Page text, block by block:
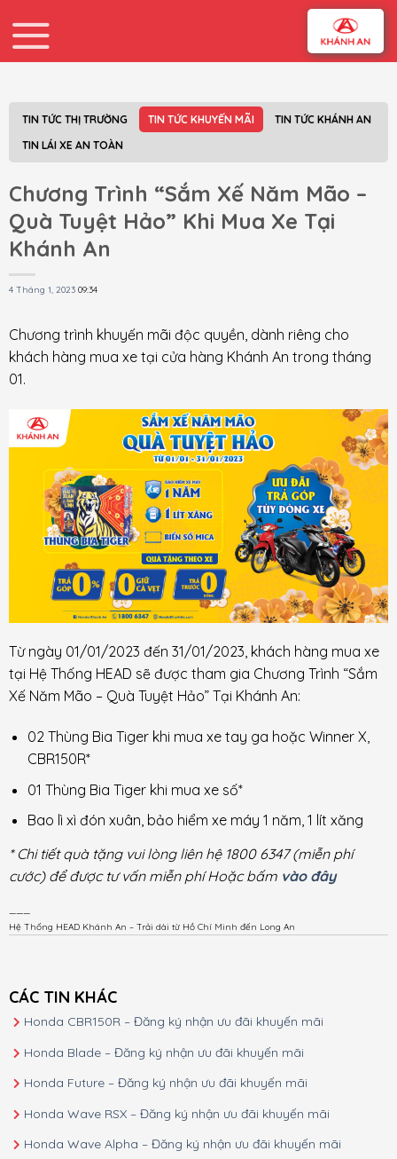
content
TIN TỨC THỊ TRƯỜNG TIN TỨC KHUYẾN MÃI
TIN TỨC KHÁNH AN
TIN LÁI XE AN TOÀN
Chương Trình “Sắm Xế Năm Mão –
Quà Tuyệt Hảo” Khi Mua Xe Tại
Khánh An
4 Tháng 1, 2023 09:34
Chương trình khuyến mãi độc quyền, dành riêng cho
khách hàng mua xe tại cửa hàng Khánh An trong tháng
01.
Từ ngày 01/01/2023 đến 31/01/2023, khách hàng mua xe
tại Hệ Thống HEAD sẽ được tham gia Chương Trình “Sắm
Xế Năm Mão – Quà Tuyệt Hảo” Tại Khánh An:
02 Thùng Bia Tiger khi mua xe tay ga hoặc Winner X,
CBR150R*
01 Thùng Bia Tiger khi mua xe số*
Bao lì xì đón xuân, bảo hiểm xe máy 1 năm, 1 lít xăng
* Chi tiết quà tặng vui lòng liên hệ 1800 6347 (miễn phí
cước) để được tư vấn miễn phí Hoặc bấm vào đây
———
Hệ Thống HEAD Khánh An – Trải dài từ Hồ Chí Minh đến Long An
CÁC TIN KHÁC
Honda CBR150R – Đăng ký nhận ưu đãi khuyến mãi
Honda Blade – Đăng ký nhận ưu đãi khuyến mãi
Honda Future – Đăng ký nhận ưu đãi khuyến mãi
Honda Wave RSX – Đăng ký nhận ưu đãi khuyến mãi
Honda Wave Alpha – Đăng ký nhận ưu đãi khuyến mãi